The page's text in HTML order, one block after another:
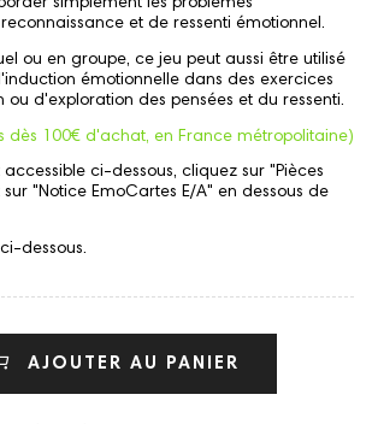
simplement les problèmes
et de ressenti émotionnel.
ou en groupe, ce jeu peut aussi être utilisé
émotionnelle dans des exercices
ou d'exploration des pensées et du ressenti.
dès 100€ d'achat, en France métropolitaine)
ci-dessous, cliquez sur "Pièces
"Notice EmoCartes E/A" en dessous de
dessous.
AJOUTER AU PANIER